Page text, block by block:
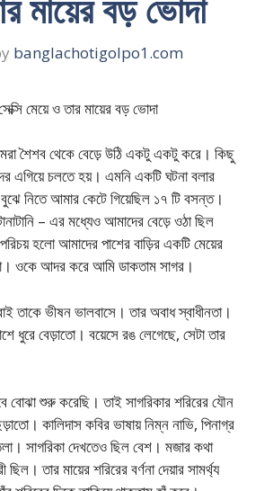
banglachotigolpo1.com
মেয়ে ও তার মায়ের বড় ভোদা
শৈশব থেকে বেড়ে উঠি একটু একটু করে। কিছু
এগিয়ে চলতে হয়। এমনি একটি ঘটনা বলার
নিতে আমার কেটে গিয়েছিল ১৭ টি বসন্ত।
– এর মধ্যেও আমাদের বেড়ে ওঠা ছিল
হলো আমাদের পাশের বাড়ির একটি মেয়ের
ওকে আদর করে আমি ডাকতাম সাগর।
তাকে ভীষন ভালবাসে। তার অবাধ স্বাধীনতা।
ধুরে বেড়াতো। বয়েসে রঙ লেগেছে, সেটা তার
বোঝা শুরু করেছি। তাই সাগরিকার শরিরের যৌন
কালিদাস কবির ভাষায় নিম্ন নাভি, পিনাগ্র
সাগরিকা দেখতেও ছিল বেশ। মজার কথা
তার মায়ের শরিরের বর্ণনা দেয়ার সামর্থ্য